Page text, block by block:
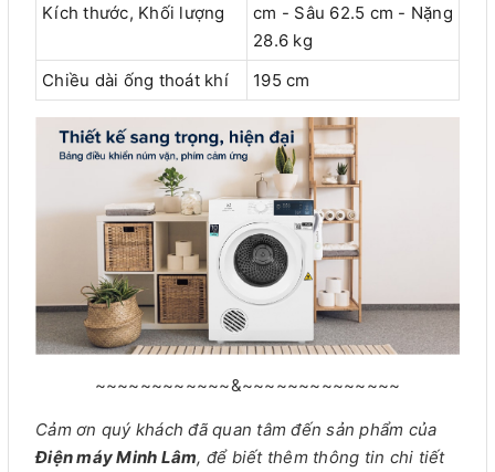
Kích thước, Khối lượng
cm - Sâu 62.5 cm - Nặng
28.6 kg
Chiều dài ống thoát khí
195 cm
~~~~~~~~~~~~&~~~~~~~~~~~~~~
Cảm ơn quý khách đã quan tâm đến sản phẩm của
Điện máy Minh Lâm, để biết thêm thông tin chi tiết